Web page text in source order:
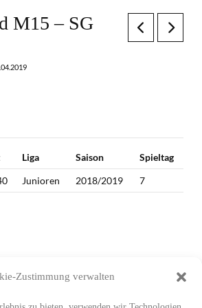
Zustimmung verwalten
M15 – SG
Liga Saison
Spieltag
Junioren 2018/2019 7
2. Periode